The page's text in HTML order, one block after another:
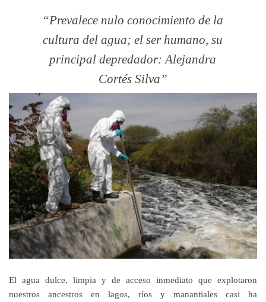
Prevalece nulo conocimiento de la
cultura del agua; el ser humano, su
principal depredador: Alejandra
Cortés Silva
El agua dulce, limpia y de acceso inmediato que explotaron
nuestros ancestros en lagos, ríos y manantiales casi ha